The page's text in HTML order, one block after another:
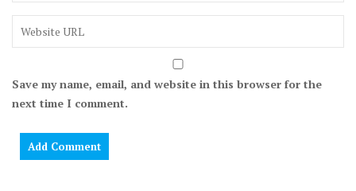
Save my name, email, and website in this browser for the
next time I comment.